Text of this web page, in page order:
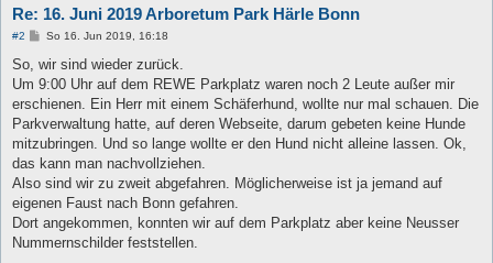
Re: 16. Juni 2019 Arboretum Park Härle Bonn
#2
B
i
r
a
So 16. Jun 2019, 16:18
So, wir sind wieder zurück.
Um 9:00 Uhr auf dem REWE Parkplatz waren noch 2 Leute außer mir
erschienen. Ein Herr mit einem Schäferhund, wollte nur mal schauen. Die
Parkverwaltung hatte, auf deren Webseite, darum gebeten keine Hunde
mitzubringen. Und so lange wollte er den Hund nicht alleine lassen. Ok,
das kann man nachvollziehen.
Also sind wir zu zweit abgefahren. Möglicherweise ist ja jemand auf
eigenen Faust nach Bonn gefahren.
Dort angekommen, konnten wir auf dem Parkplatz aber keine Neusser
Nummernschilder feststellen.